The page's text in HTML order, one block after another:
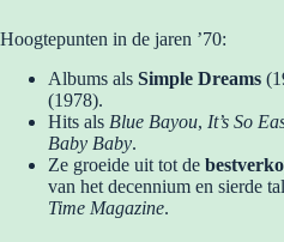
Hoogtepunten in de jaren ’70:
Albums als Simple Dreams
(1978).
Hits als Blue Bayou, It’s So
Baby Baby.
Ze groeide uit tot de
van het decennium en sierde
Time Magazine.